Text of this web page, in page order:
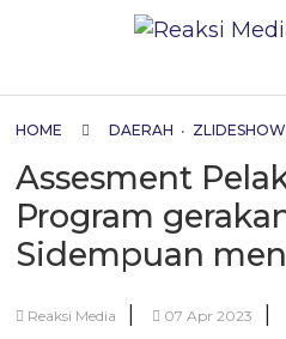
HOME DAERAH • ZLIDESHOW
Assesment
Program
Sidempuan
Reaksi Media 07 Apr 2023